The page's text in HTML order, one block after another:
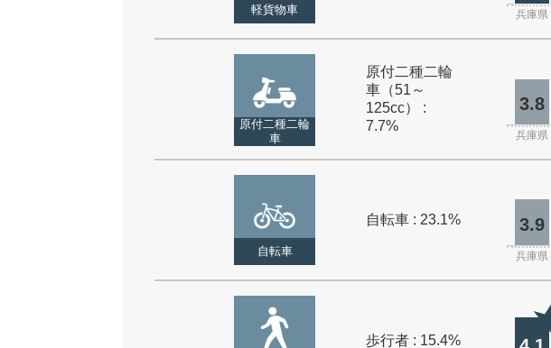
軽貨物車 兵庫県
原付二種二輪
車
原付二種二輪
車（51～
125cc） :
7.7%
3.8
兵庫県
自転車
自転車 : 23.1% 3.9
兵庫県
歩行者 : 15.4%